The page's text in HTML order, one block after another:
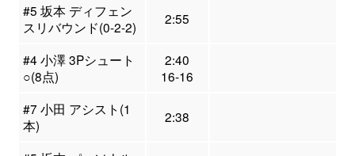
#5 坂本 ディフェン
スリバウンド(0-2-2)
2:55
#4 小澤 3Pシュート
○(8点)
2:40
16-16
#7 小田 アシスト(1
本)
2:38